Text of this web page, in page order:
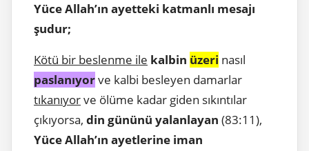
Yüce Allah’ın ayetteki katmanlı mesajı
şudur;
Kötü bir beslenme ile kalbin üzeri nasıl
paslanıyorve kalbi besleyen damarlar
tıkanıyorve ölüme kadar giden sıkıntılar
çıkıyorsa, din gününü yalanlayan (83:11),
Yüce Allah’ın ayetlerine iman